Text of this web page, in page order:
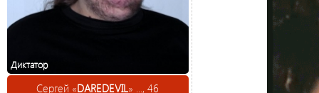
Диктатор
Сергей «DAREDEVIL» ..., 46